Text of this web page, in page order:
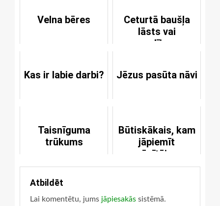
Velna bēres
Ceturtā baušļa
lāsts vai
apsolījums
Kas ir labie darbi? Jēzus pasūta nāvi
Taisnīguma
trūkums
Būtiskākais, kam
jāpiemīt
mācītājam
Atbildēt
Lai komentētu, jums jāpiesakās sistēmā.